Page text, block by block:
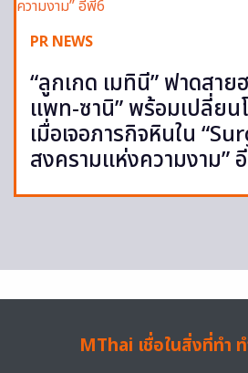
PR NEWS
“ลูกเกด เมทินี” ฟาดสาย
แพท-ซานิ” พร้อมเปลี่ยน
เมื่อเจอภารกิจหินใน
สงครามแห่งความงาม”
MThai เชื่อในสิ่งที่ทำ